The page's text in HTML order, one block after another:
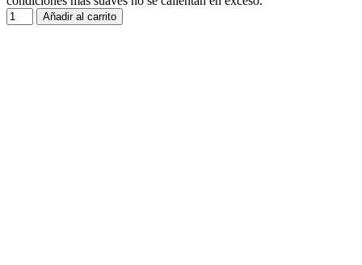
Añadir al carrito